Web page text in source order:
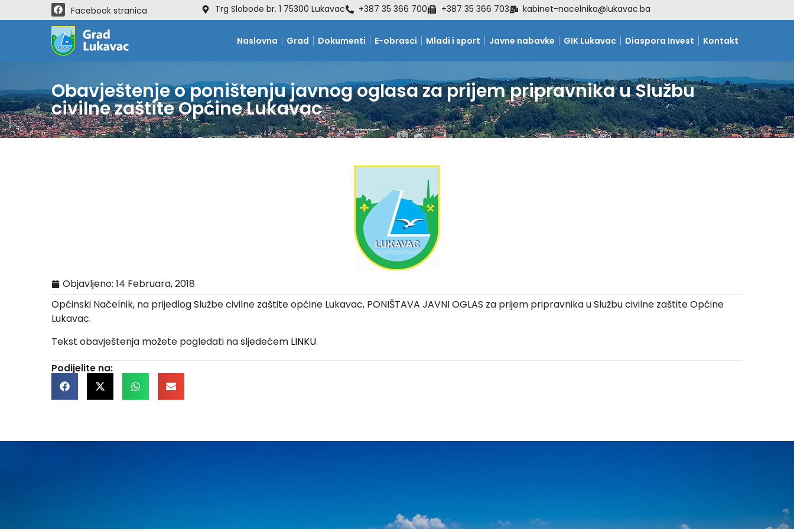
Trg Slobode br. 1 75300 Lukavac +387 35 366 700 +387 35 366 703 kabinet-nacelnika@lukavac.ba
Facebook stranica
Naslovna Grad Dokumenti E-obrasci Mladi i sport Javne nabavke GIK Lukavac Diaspora Invest Kontakt
Obavještenje o poništenju javnog oglasa za prijem pripravnika u Službu
civilne zaštite Općine Lukavac
Objavljeno: 14 Februara, 2018
Općinski Načelnik, na prijedlog Službe civilne zaštite općine Lukavac, PONIŠTAVA JAVNI OGLAS za prijem pripravnika u Službu civilne zaštite Općine
Lukavac.
Tekst obavještenja možete pogledati na sljedećem LINKU.
Podijelite na: